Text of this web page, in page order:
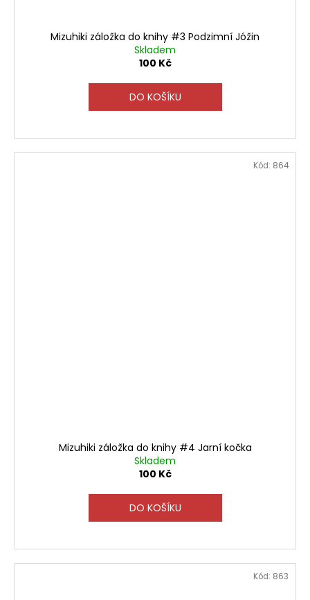
Mizuhiki záložka do knihy #3 Podzimní Jóžin
Skladem
100 Kč
DO KOŠÍKU
Mizuhiki záložka do knihy #4 Jarní kočka
Skladem
100 Kč
DO KOŠÍKU
Kód: 864
Kód: 863